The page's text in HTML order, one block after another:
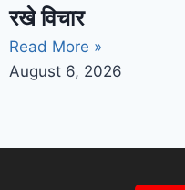
रखे विचार
Read More »
August 6, 2026